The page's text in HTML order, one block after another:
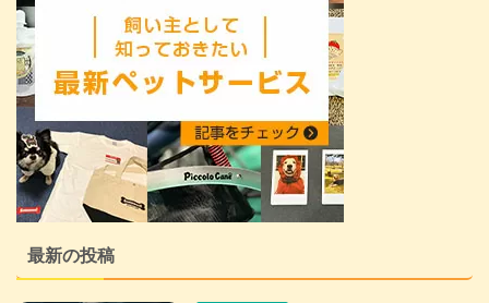
最新の投稿